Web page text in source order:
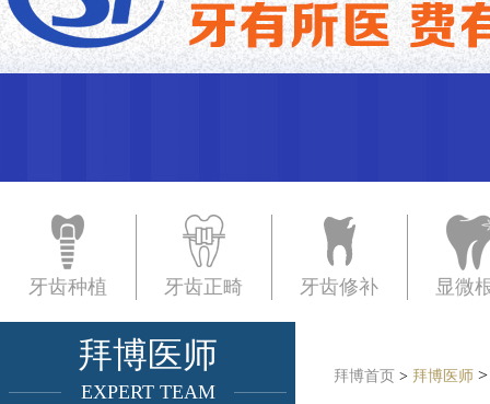
牙齿种植 牙齿正畸 牙齿修补 显微
拜博医师
EXPERT TEAM
拜博首页 > 拜博医师 >